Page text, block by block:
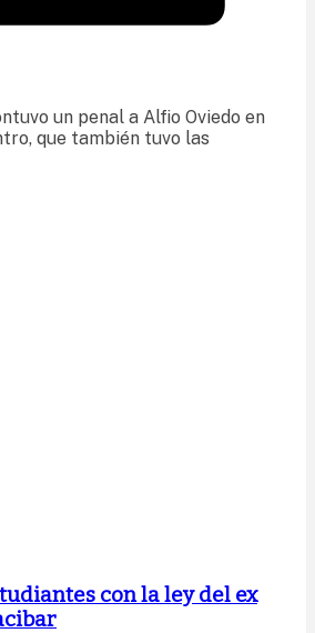
un penal a Alfio Oviedo en
que también tuvo las
con la ley del ex